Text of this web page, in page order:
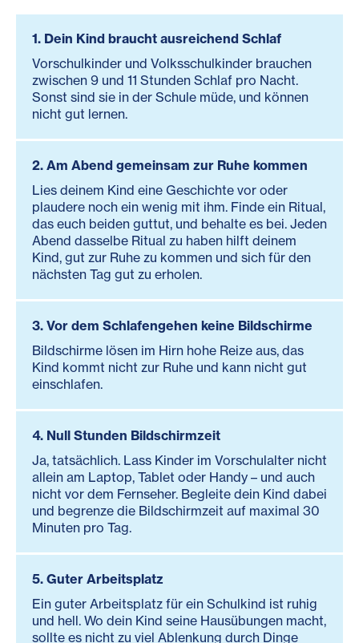
1. Dein Kind braucht ausreichend Schlaf
Vorschulkinder und Volksschulkinder brauchen
zwischen 9 und 11 Stunden Schlaf pro Nacht.
Sonst sind sie in der Schule müde, und können
nicht gut lernen.
2. Am Abend gemeinsam zur Ruhe kommen
Lies deinem Kind eine Geschichte vor oder
plaudere noch ein wenig mit ihm. Finde ein Ritual,
das euch beiden guttut, und behalte es bei. Jeden
Abend dasselbe Ritual zu haben hilft deinem
Kind, gut zur Ruhe zu kommen und sich für den
nächsten Tag gut zu erholen.
3. Vor dem Schlafengehen keine Bildschirme
Bildschirme lösen im Hirn hohe Reize aus, das
Kind kommt nicht zur Ruhe und kann nicht gut
einschlafen.
4. Null Stunden Bildschirmzeit
Ja, tatsächlich. Lass Kinder im Vorschulalter nicht
allein am Laptop, Tablet oder Handy – und auch
nicht vor dem Fernseher. Begleite dein Kind dabei
und begrenze die Bildschirmzeit auf maximal 30
Minuten pro Tag.
5. Guter Arbeitsplatz
Ein guter Arbeitsplatz für ein Schulkind ist ruhig
und hell. Wo dein Kind seine Hausübungen macht,
sollte es nicht zu viel Ablenkung durch Dinge